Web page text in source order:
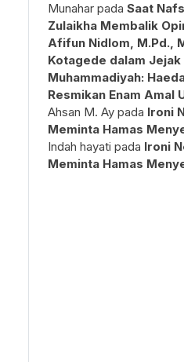
Munahar padaSaat
Zulaikha Membalik
Afifun Nidlom, M.Pd.,
Kotagede dalam Jejak
Muhammadiyah:
Resmikan Enam Amal
Ahsan M. Ay pada Ironi
Meminta Hamas
Indah hayati pada Ironi
Meminta Hamas